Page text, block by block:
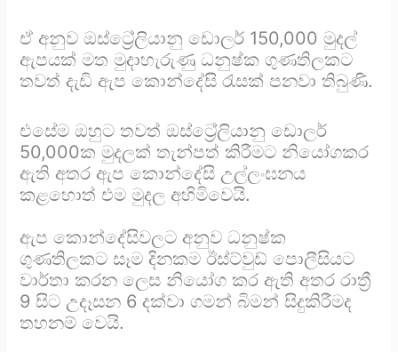
ඒ අනුව ඔස්ට්‍රේලියානු ඩොලර් 150,000 මුදල්
ඇපයක් මත මුදාහැරුණු ධනුෂ්ක ගුණතිලකට
තවත් දැඩි ඇප කොන්දේසි රැසක් පනවා තිබුණි.
එසේම ඔහුට තවත් ඔස්ට්‍රේලියානු ඩොලර්
50,000ක මුදලක් තැන්පත් කිරීමට නියෝගකර
ඇති අතර ඇප කොන්දේසි උල්ලංඝනය
කළහොත් එම මුදල අහිමිවෙයි.
ඇප කොන්දේසිවලට අනුව ධනුෂ්ක
ගුණතිලකට සෑම දිනකම ඊස්ට්වුඩ් පොලීසියට
වාර්තා කරන ලෙස නියෝග කර ඇති අතර රාත්‍රී
9 සිට උදෑසන 6 දක්වා ගමන් බිමන් සිදුකිරීමද
තහනම් වෙයි.